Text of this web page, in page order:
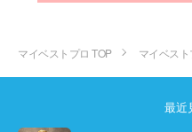
マイベストプロ TOP マイベス
最近